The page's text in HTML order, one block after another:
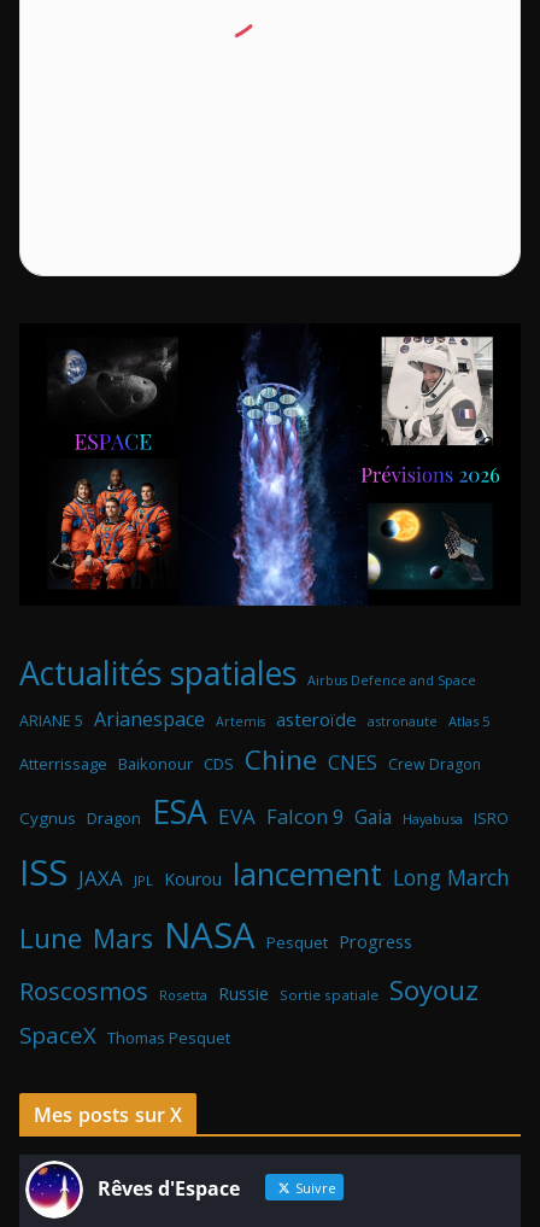
Actualités spatiales Airbus Defence and Space
ARIANE 5 Arianespace Artemis asteroïde astronaute Atlas 5
Atterrissage Baikonour CDS Chine CNES Crew Dragon
Cygnus Dragon ESA EVA Falcon 9 Gaia Hayabusa ISRO
ISS JAXA JPL Kourou lancement Long March
Lune Mars NASA Pesquet Progress
Roscosmos Rosetta Russie Sortie spatiale Soyouz
SpaceX Thomas Pesquet
Mes posts sur X
Rêves d'Espace Suivre